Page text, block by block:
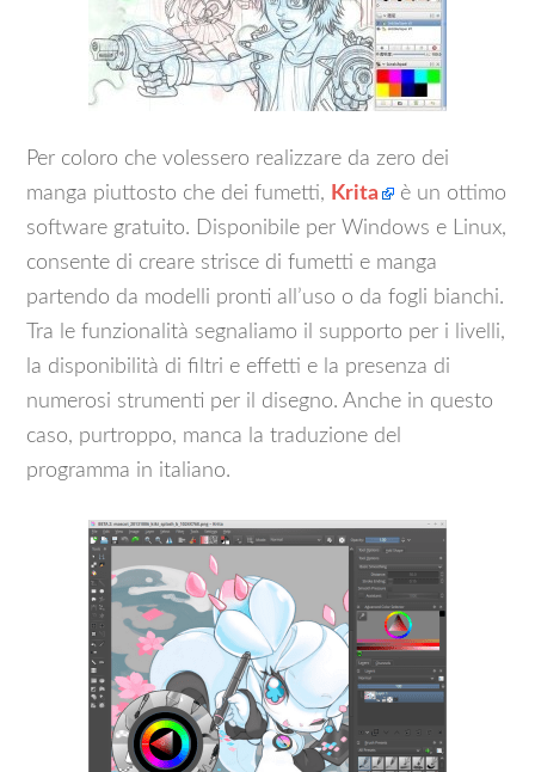
Per coloro che volessero realizzare da zero dei
manga piuttosto che dei fumetti, Krita
è un ottimo
software gratuito. Disponibile per Windows e Linux,
consente di creare strisce di fumetti e manga
partendo da modelli pronti all’uso o da fogli bianchi.
Tra le funzionalità segnaliamo il supporto per i livelli,
la disponibilità di filtri e effetti e la presenza di
numerosi strumenti per il disegno. Anche in questo
caso, purtroppo, manca la traduzione del
programma in italiano.